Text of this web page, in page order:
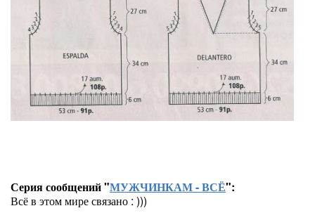
Серия сообщений "МУЖЧИНКАМ - ВСЁ":
Всё в этом мире связано : )))